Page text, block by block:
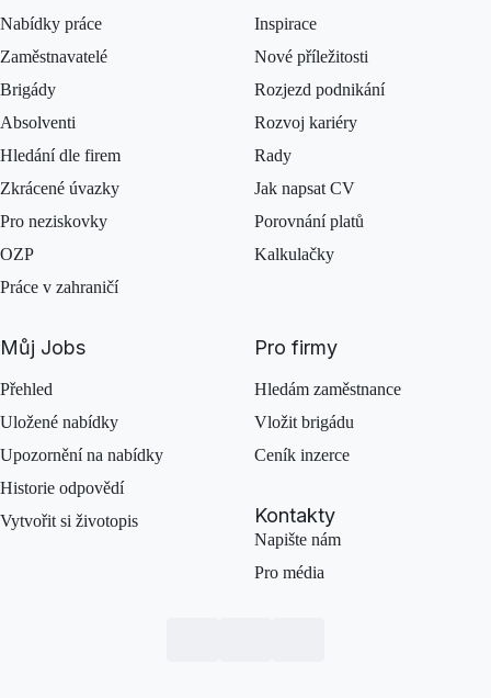
Nabídky práce
Zaměstnavatelé
Brigády
Absolventi
Hledání dle firem
Zkrácené úvazky
Pro neziskovky
OZP
Práce v zahraničí
Inspirace
Nové příležitosti
Rozjezd podnikání
Rozvoj kariéry
Rady
Jak napsat CV
Porovnání platů
Kalkulačky
Můj Jobs
Přehled
Uložené nabídky
Upozornění na nabídky
Historie odpovědí
Vytvořit si životopis
Pro firmy
Hledám zaměstnance
Vložit brigádu
Ceník inzerce
Kontakty
Napište nám
Pro média